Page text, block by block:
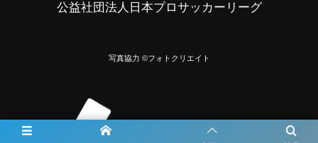
公益社団法人日本プロサッカーリーグ
写真協力 ©フォトクリエイト